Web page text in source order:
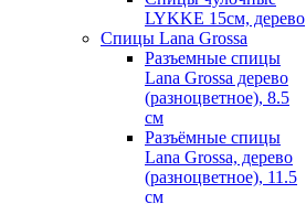
LYKKE 15см, дерево
Спицы Lana Grossa
Разъемные спицы
Lana Grossa дерево
(разноцветное), 8.5
см
Разъёмные спицы
Lana Grossa, дерево
(разноцветное), 11.5
см